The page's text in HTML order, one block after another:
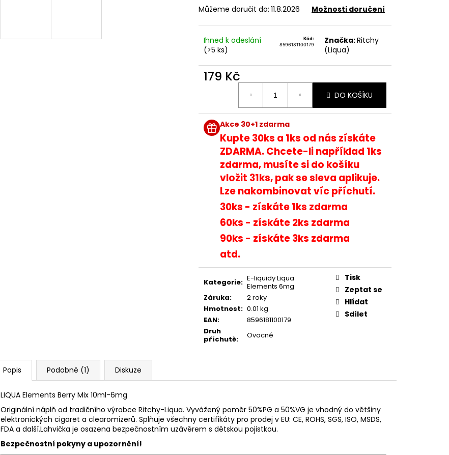
Můžeme doručit do: 11.8.2026 Možnosti doručení
Ihned k odeslání
(>5 ks)
Kód:
8596181100179
Značka:Ritchy
(Liqua)
179 Kč
DO KOŠÍKU
Akce 30+1 zdarma
Kupte 30ks a 1ks od nás získáte
ZDARMA. Chcete-li například 1ks
zdarma, musíte si do košíku
vložit 31ks, pak se sleva aplikuje.
Lze nakombinovat víc příchutí.
30ks - získáte 1ks zdarma
60ks - získáte 2ks zdarma
90ks - získáte 3ks zdarma
atd.
Kategorie: E-liquidy Liqua
Elements 6mg
Záruka:
2 roky
Hmotnost: 0.01 kg
EAN:
8596181100179
Druh
příchutě: Ovocné
Tisk
Zeptat se
Hlídat
Sdílet
Popis Podobné (1) Diskuze
LIQUA Elements Berry Mix 10ml-6mg
Originální náplň od tradičního výrobce Ritchy-Liqua. Vyvážený poměr 50%PG a 50%VG je vhodný do většiny
elektronických cigaret a clearomizerů. Splňuje všechny certifikáty pro prodej v EU: CE, ROHS, SGS, ISO, MSDS,
FDA a další.Lahvička je osazena bezpečnostním uzávěrem s dětskou pojistkou.
Bezpečnostní pokyny a upozornění!